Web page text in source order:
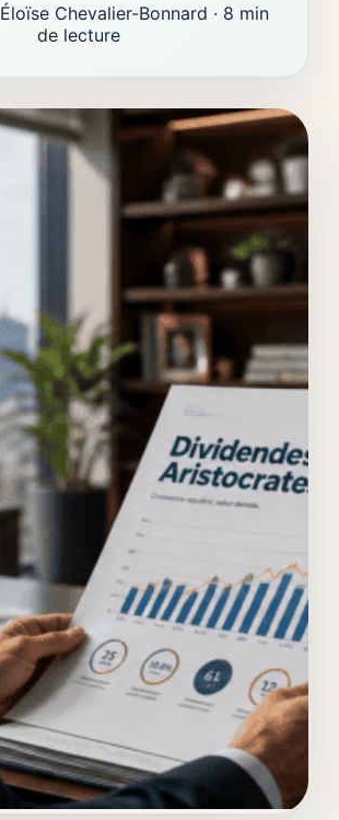
Éloïse Chevalier-Bonnard · 8 min
de lecture